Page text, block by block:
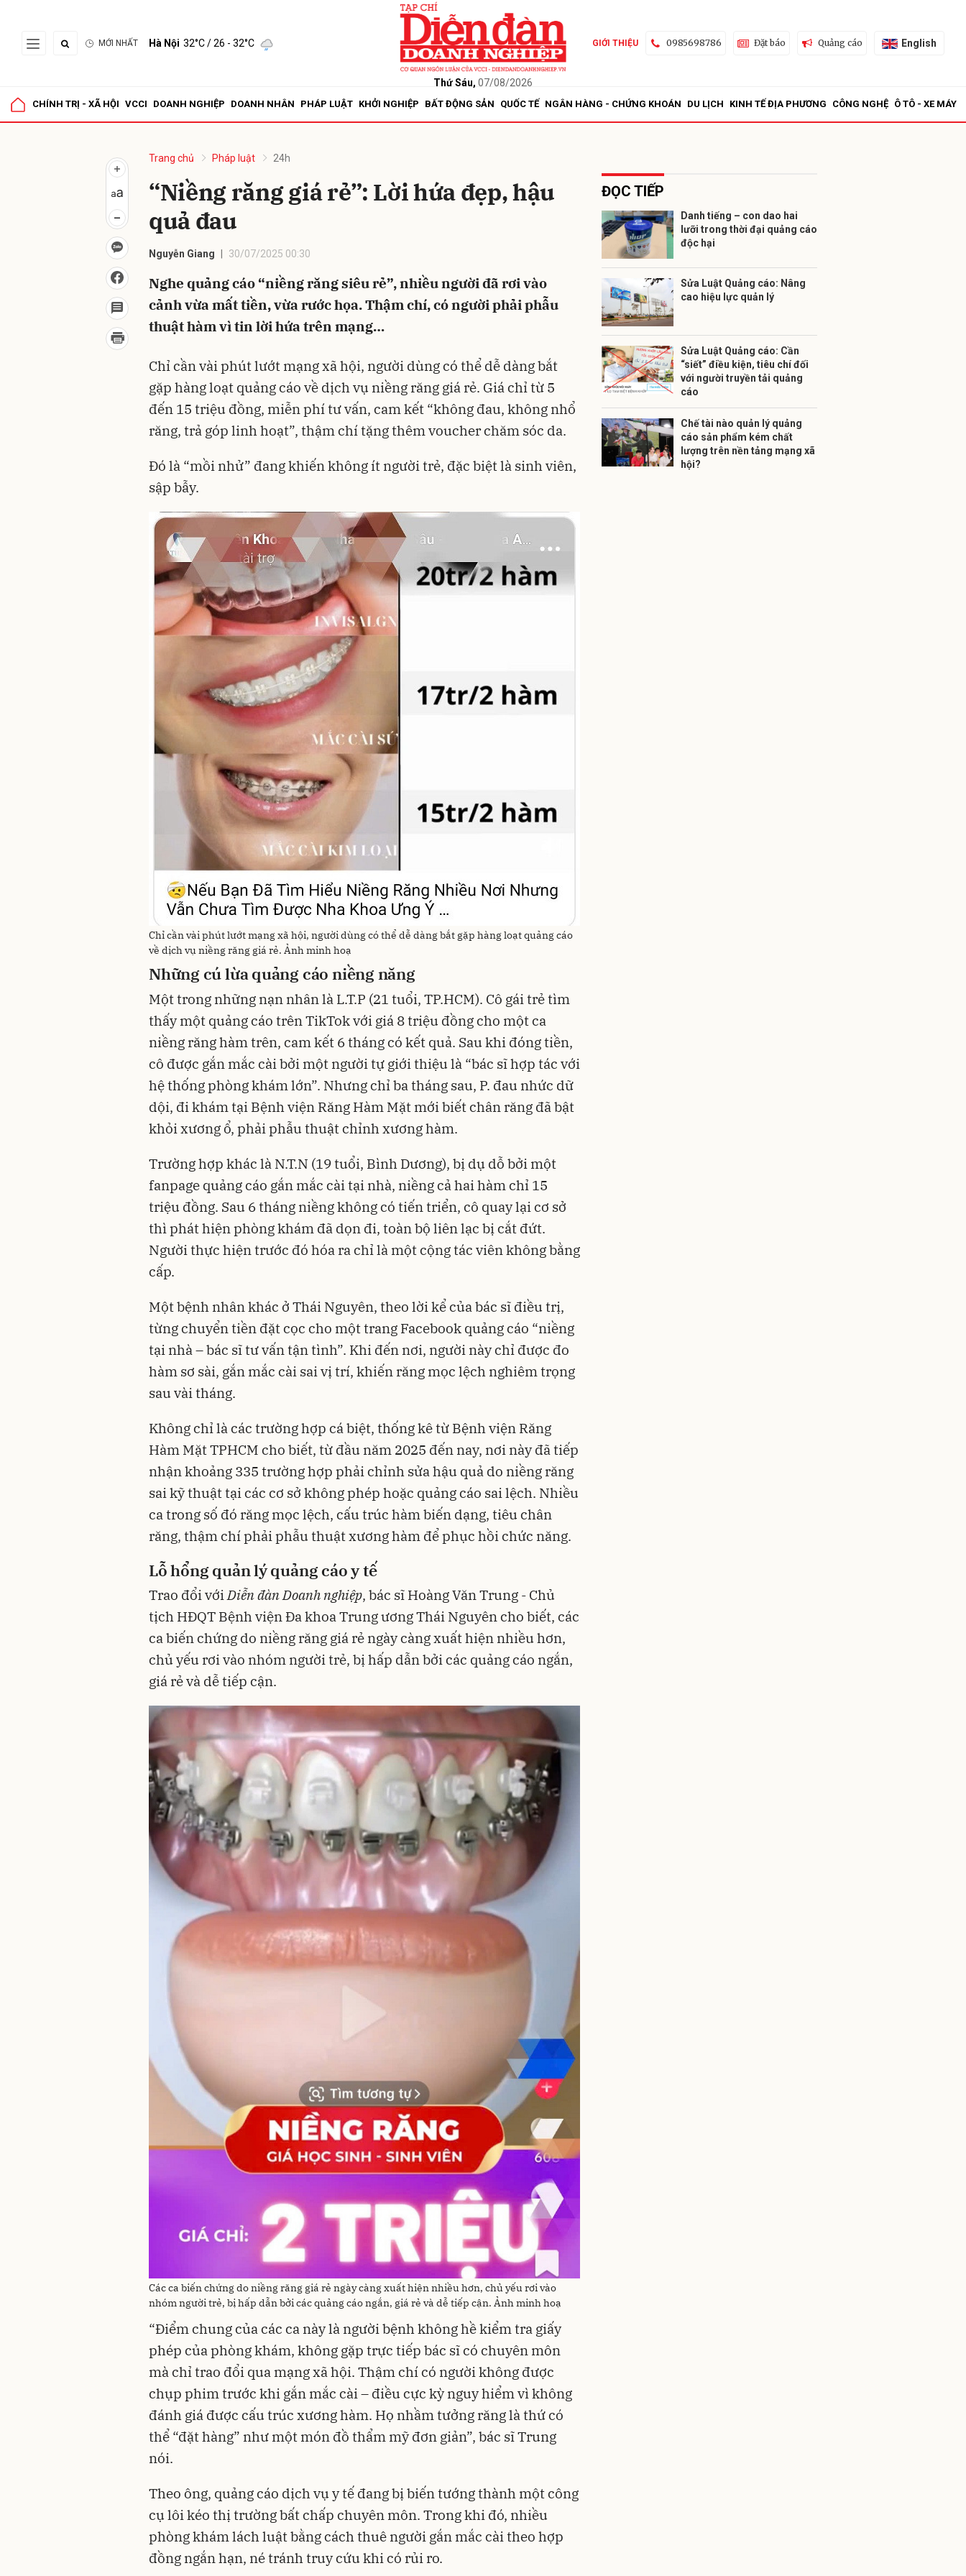
MỚI NHẤT Hà Nội 32°C/ 26 - 32°C
Thứ Sáu, 07/08/2026
GIỚI THIỆU 0985698786 Đặt báo Quảng cáo English
CHÍNH TRỊ - XÃ HỘI VCCI DOANH NGHIỆP DOANH NHÂN PHÁP LUẬT KHỞI NGHIỆP BẤT ĐỘNG SẢN QUỐC TẾ NGÂN HÀNG - CHỨNG KHOÁN DU LỊCH KINH TẾ ĐỊA PHƯƠNG CÔNG NGHỆ Ô TÔ - XE MÁY
Trang chủ Pháp luật 24h
“Niềng răng giá rẻ”: Lời hứa đẹp, hậu
quả đau
Nguyễn Giang 30/07/2025 00:30
Nghe quảng cáo “niềng răng siêu rẻ”, nhiều người đã rơi vào
cảnh vừa mất tiền, vừa rước họa. Thậm chí, có người phải phẫu
thuật hàm vì tin lời hứa trên mạng…
Chỉ cần vài phút lướt mạng xã hội, người dùng có thể dễ dàng bắt
gặp hàng loạt quảng cáo về dịch vụ niềng răng giá rẻ. Giá chỉ từ 5
đến 15 triệu đồng, miễn phí tư vấn, cam kết “không đau, không nhổ
răng, trả góp linh hoạt”, thậm chí tặng thêm voucher chăm sóc da.
Đó là “mồi nhử” đang khiến không ít người trẻ, đặc biệt là sinh viên,
sập bẫy.
Chỉ cần vài phút lướt mạng xã hội, người dùng có thể dễ dàng bắt gặp hàng loạt quảng cáo
về dịch vụ niềng răng giá rẻ. Ảnh minh hoạ
Những cú lừa quảng cáo niềng năng
Một trong những nạn nhân là L.T.P (21 tuổi, TP.HCM). Cô gái trẻ tìm
thấy một quảng cáo trên TikTok với giá 8 triệu đồng cho một ca
niềng răng hàm trên, cam kết 6 tháng có kết quả. Sau khi đóng tiền,
cô được gắn mắc cài bởi một người tự giới thiệu là “bác sĩ hợp tác với
hệ thống phòng khám lớn”. Nhưng chỉ ba tháng sau, P. đau nhức dữ
dội, đi khám tại Bệnh viện Răng Hàm Mặt mới biết chân răng đã bật
khỏi xương ổ, phải phẫu thuật chỉnh xương hàm.
Trường hợp khác là N.T.N (19 tuổi, Bình Dương), bị dụ dỗ bởi một
fanpage quảng cáo gắn mắc cài tại nhà, niềng cả hai hàm chỉ 15
triệu đồng. Sau 6 tháng niềng không có tiến triển, cô quay lại cơ sở
thì phát hiện phòng khám đã dọn đi, toàn bộ liên lạc bị cắt đứt.
Người thực hiện trước đó hóa ra chỉ là một cộng tác viên không bằng
cấp.
Một bệnh nhân khác ở Thái Nguyên, theo lời kể của bác sĩ điều trị,
từng chuyển tiền đặt cọc cho một trang Facebook quảng cáo “niềng
tại nhà – bác sĩ tư vấn tận tình”. Khi đến nơi, người này chỉ được đo
hàm sơ sài, gắn mắc cài sai vị trí, khiến răng mọc lệch nghiêm trọng
sau vài tháng.
Không chỉ là các trường hợp cá biệt, thống kê từ Bệnh viện Răng
Hàm Mặt TPHCM cho biết, từ đầu năm 2025 đến nay, nơi này đã tiếp
nhận khoảng 335 trường hợp phải chỉnh sửa hậu quả do niềng răng
sai kỹ thuật tại các cơ sở không phép hoặc quảng cáo sai lệch. Nhiều
ca trong số đó răng mọc lệch, cấu trúc hàm biến dạng, tiêu chân
răng, thậm chí phải phẫu thuật xương hàm để phục hồi chức năng.
Lỗ hổng quản lý quảng cáo y tế
Trao đổi vớiDiễn đàn Doanh nghiệp, bác sĩ Hoàng Văn Trung - Chủ
tịch HĐQT Bệnh viện Đa khoa Trung ương Thái Nguyên cho biết, các
ca biến chứng do niềng răng giá rẻ ngày càng xuất hiện nhiều hơn,
chủ yếu rơi vào nhóm người trẻ, bị hấp dẫn bởi các quảng cáo ngắn,
giá rẻ và dễ tiếp cận.
Các ca biến chứng do niềng răng giá rẻ ngày càng xuất hiện nhiều hơn, chủ yếu rơi vào
nhóm người trẻ, bị hấp dẫn bởi các quảng cáo ngắn, giá rẻ và dễ tiếp cận. Ảnh minh hoạ
“Điểm chung của các ca này là người bệnh không hề kiểm tra giấy
phép của phòng khám, không gặp trực tiếp bác sĩ có chuyên môn
mà chỉ trao đổi qua mạng xã hội. Thậm chí có người không được
chụp phim trước khi gắn mắc cài – điều cực kỳ nguy hiểm vì không
đánh giá được cấu trúc xương hàm. Họ nhầm tưởng răng là thứ có
thể “đặt hàng” như một món đồ thẩm mỹ đơn giản”, bác sĩ Trung
nói.
Theo ông, quảng cáo dịch vụ y tế đang bị biến tướng thành một công
cụ lôi kéo thị trường bất chấp chuyên môn. Trong khi đó, nhiều
phòng khám lách luật bằng cách thuê người gắn mắc cài theo hợp
đồng ngắn hạn, né tránh truy cứu khi có rủi ro.
ĐỌC TIẾP
Danh tiếng – con dao hai
lưỡi trong thời đại quảng cáo
độc hại
Sửa Luật Quảng cáo: Nâng
cao hiệu lực quản lý
Sửa Luật Quảng cáo: Cần
“siết” điều kiện, tiêu chí đối
với người truyền tải quảng
cáo
Chế tài nào quản lý quảng
cáo sản phẩm kém chất
lượng trên nền tảng mạng xã
hội?
Gửi